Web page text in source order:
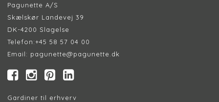
Pagunette A/S
Skælskør Landevej 39
DK-4200 Slagelse
Telefon:+45 58 57 04 00
Email: pagunette@pagunette.dk
Gardiner til erhverv